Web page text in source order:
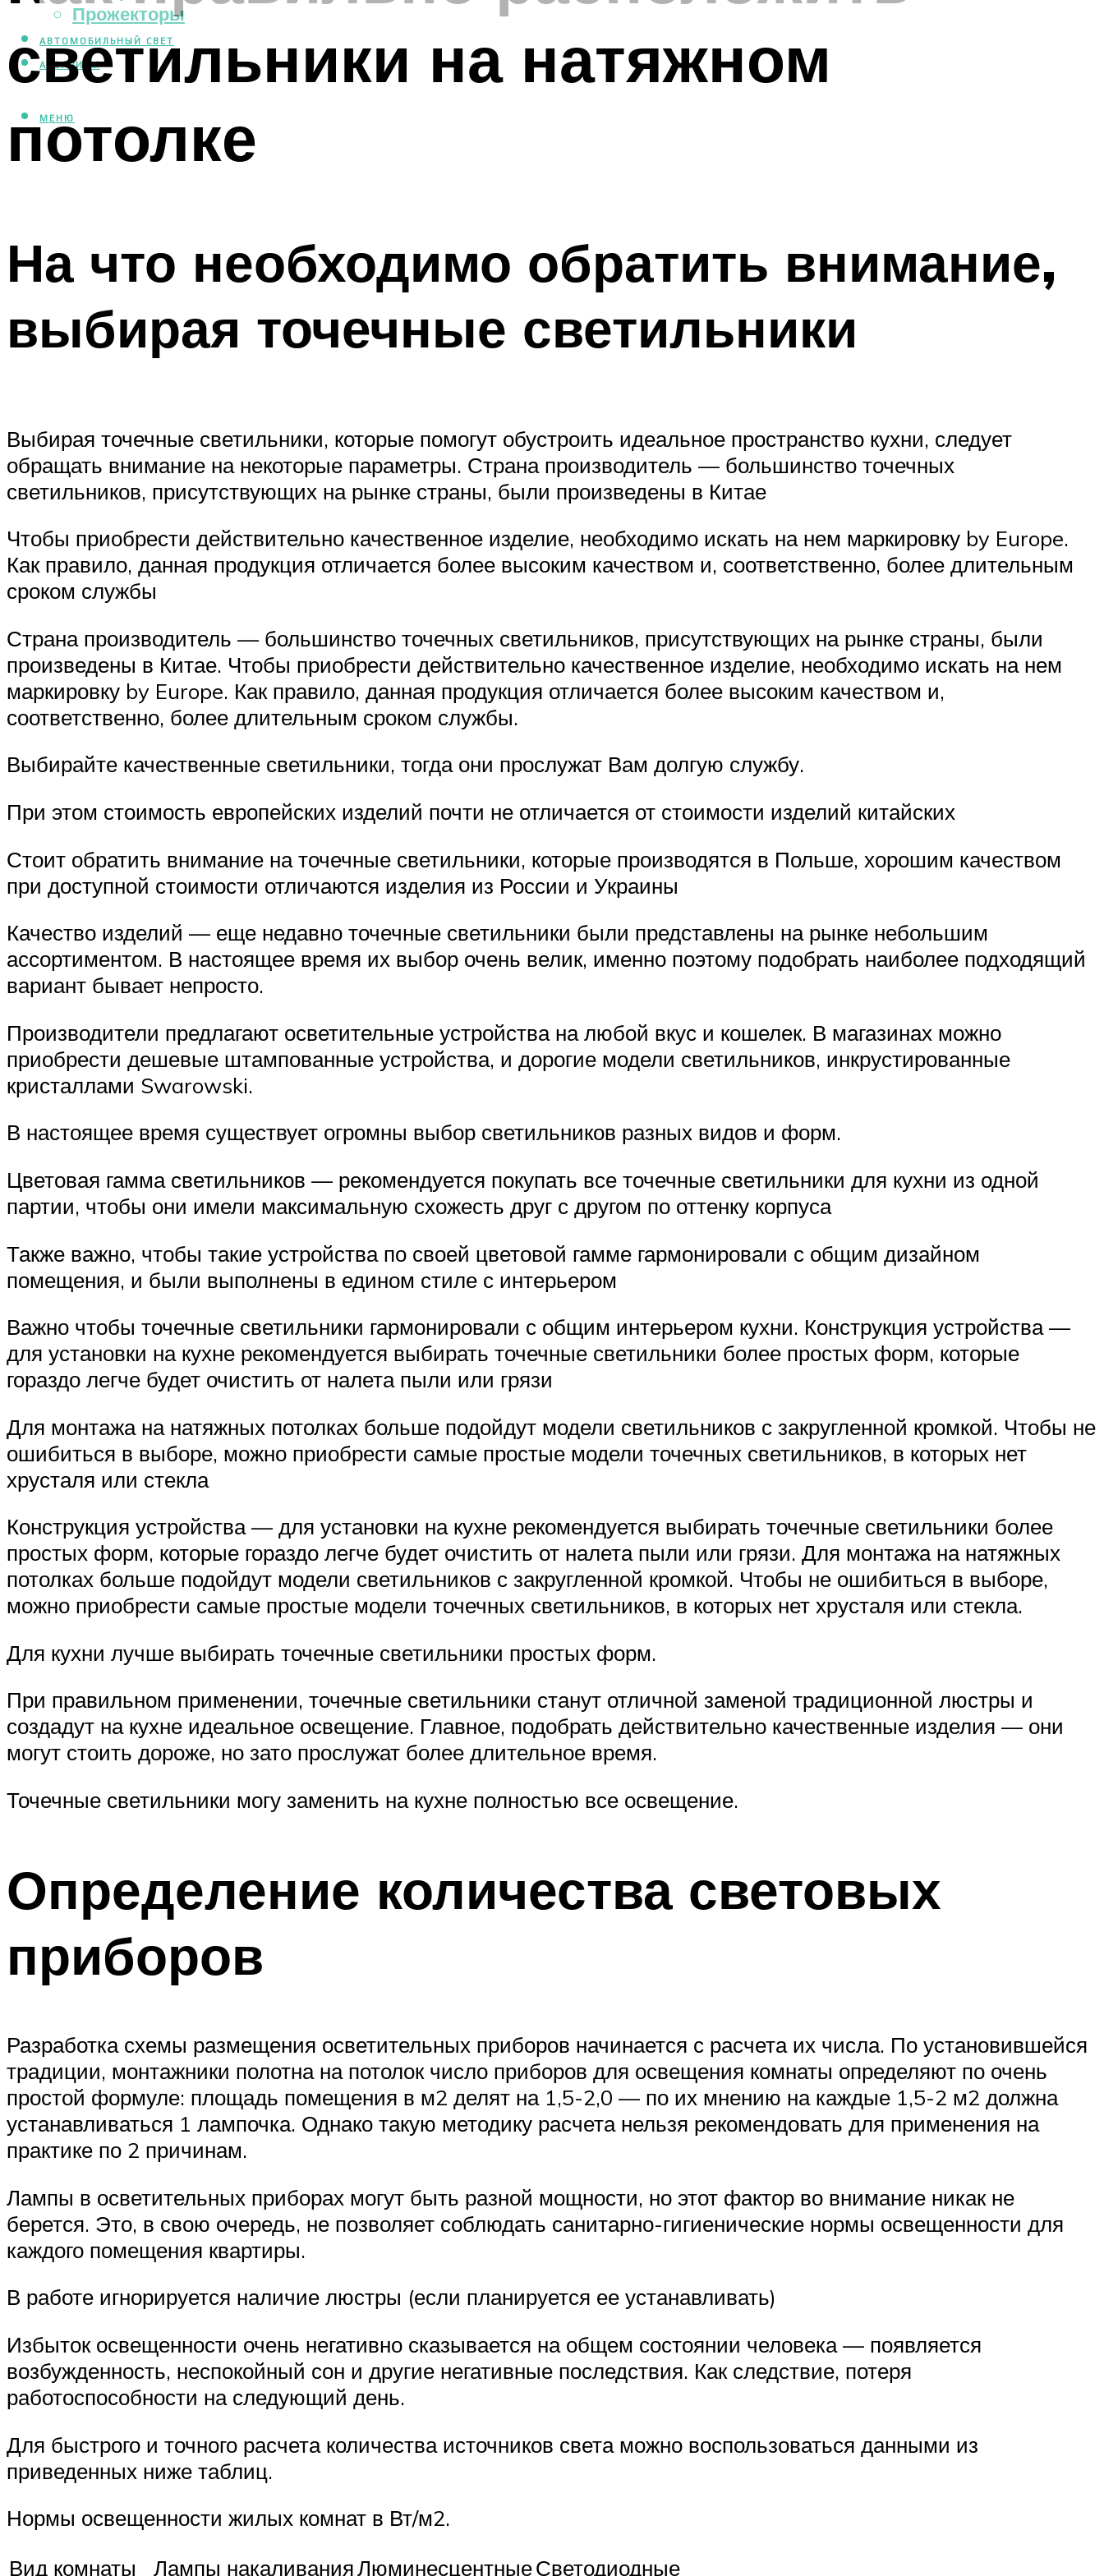
Прожекторы
АВТОМОБИЛЬНЫЙ СВЕТ
АКВАРИУМ
МЕНЮ
светильники на натяжном
потолке
На что необходимо обратить внимание,
выбирая точечные светильники
Выбирая точечные светильники, которые помогут обустроить идеальное пространство кухни, следует
обращать внимание на некоторые параметры. Страна производитель — большинство точечных
светильников, присутствующих на рынке страны, были произведены в Китае
Чтобы приобрести действительно качественное изделие, необходимо искать на нем маркировку by Europe.
Как правило, данная продукция отличается более высоким качеством и, соответственно, более длительным
сроком службы
Страна производитель — большинство точечных светильников, присутствующих на рынке страны, были
произведены в Китае. Чтобы приобрести действительно качественное изделие, необходимо искать на нем
маркировку by Europe. Как правило, данная продукция отличается более высоким качеством и,
соответственно, более длительным сроком службы.
Выбирайте качественные светильники, тогда они прослужат Вам долгую службу.
При этом стоимость европейских изделий почти не отличается от стоимости изделий китайских
Стоит обратить внимание на точечные светильники, которые производятся в Польше, хорошим качеством
при доступной стоимости отличаются изделия из России и Украины
Качество изделий — еще недавно точечные светильники были представлены на рынке небольшим
ассортиментом. В настоящее время их выбор очень велик, именно поэтому подобрать наиболее подходящий
вариант бывает непросто.
Производители предлагают осветительные устройства на любой вкус и кошелек. В магазинах можно
приобрести дешевые штампованные устройства, и дорогие модели светильников, инкрустированные
кристаллами Swarowski.
В настоящее время существует огромны выбор светильников разных видов и форм.
Цветовая гамма светильников — рекомендуется покупать все точечные светильники для кухни из одной
партии, чтобы они имели максимальную схожесть друг с другом по оттенку корпуса
Также важно, чтобы такие устройства по своей цветовой гамме гармонировали с общим дизайном
помещения, и были выполнены в едином стиле с интерьером
Важно чтобы точечные светильники гармонировали с общим интерьером кухни. Конструкция устройства —
для установки на кухне рекомендуется выбирать точечные светильники более простых форм, которые
гораздо легче будет очистить от налета пыли или грязи
Для монтажа на натяжных потолках больше подойдут модели светильников с закругленной кромкой. Чтобы не
ошибиться в выборе, можно приобрести самые простые модели точечных светильников, в которых нет
хрусталя или стекла
Конструкция устройства — для установки на кухне рекомендуется выбирать точечные светильники более
простых форм, которые гораздо легче будет очистить от налета пыли или грязи. Для монтажа на натяжных
потолках больше подойдут модели светильников с закругленной кромкой. Чтобы не ошибиться в выборе,
можно приобрести самые простые модели точечных светильников, в которых нет хрусталя или стекла.
Для кухни лучше выбирать точечные светильники простых форм.
При правильном применении, точечные светильники станут отличной заменой традиционной люстры и
создадут на кухне идеальное освещение. Главное, подобрать действительно качественные изделия — они
могут стоить дороже, но зато прослужат более длительное время.
Точечные светильники могу заменить на кухне полностью все освещение.
Определение количества световых
приборов
Разработка схемы размещения осветительных приборов начинается с расчета их числа. По установившейся
традиции, монтажники полотна на потолок число приборов для освещения комнаты определяют по очень
простой формуле: площадь помещения в м2 делят на 1,5-2,0 — по их мнению на каждые 1,5-2 м2 должна
устанавливаться 1 лампочка. Однако такую методику расчета нельзя рекомендовать для применения на
практике по 2 причинам.
Лампы в осветительных приборах могут быть разной мощности, но этот фактор во внимание никак не
берется. Это, в свою очередь, не позволяет соблюдать санитарно-гигиенические нормы освещенности для
каждого помещения квартиры.
В работе игнорируется наличие люстры (если планируется ее устанавливать)
Избыток освещенности очень негативно сказывается на общем состоянии человека — появляется
возбужденность, неспокойный сон и другие негативные последствия. Как следствие, потеря
работоспособности на следующий день.
Для быстрого и точного расчета количества источников света можно воспользоваться данными из
приведенных ниже таблиц.
Нормы освещенности жилых комнат в Вт/м2.
Вид комнаты
Лампы накаливанияЛюминесцентныеСветодиодные